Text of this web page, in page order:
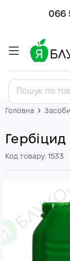
066
Головна
Код товару: 1533